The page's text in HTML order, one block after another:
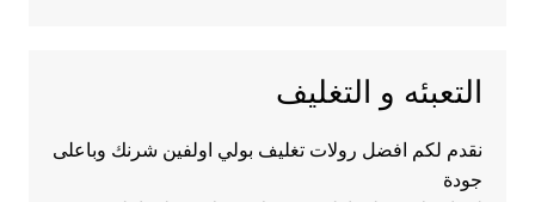
التعبئه و التغليف
نقدم لكم افضل رولات تغليف بولي اولفين شرنك وباعلى
جودة